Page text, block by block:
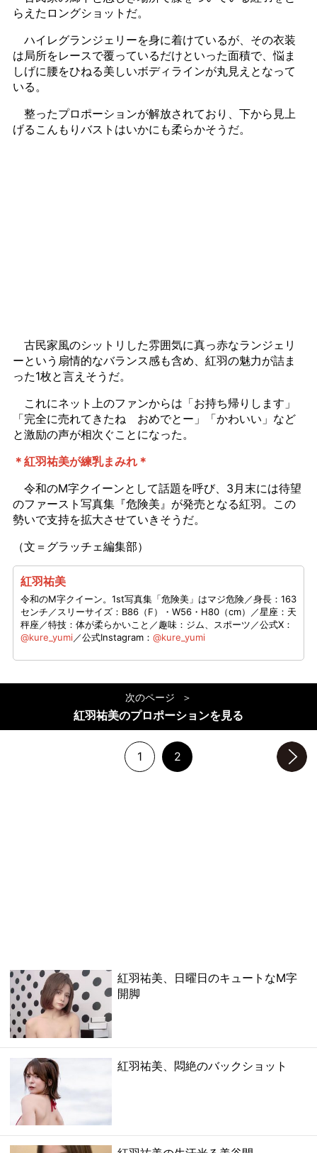
らえたロングショットだ。
ハイレグランジェリーを身に着けているが、その衣装
は局所をレースで覆っているだけといった面積で、悩ま
しげに腰をひねる美しいボディラインが丸見えとなって
いる。
整ったプロポーションが解放されており、下から見上
げるこんもりバストはいかにも柔らかそうだ。
古民家風のシットリした雰囲気に真っ赤なランジェリ
ーという扇情的なバランス感も含め、紅羽の魅力が詰ま
った1枚と言えそうだ。
これにネット上のファンからは 「お持ち帰りします」
「完全に売れてきたね おめでとー 」「かわいい」など
と激励の声が相次ぐことになった。
＊紅羽祐美が練乳まみれ＊
令和のM字クイーンとして話題を呼び、3月末には待望
のファースト写真集『危険美』が発売となる紅羽。この
勢いで支持を拡大させていきそうだ。
（文＝グラッチェ編集部）
紅羽祐美
令和のM字クイーン。1st写真集「危険美」はマジ危険／身長：163
センチ／スリーサイズ：B86（F）・W56・H80（cm）／星座：天
秤座／特技：体が柔らかいこと／趣味：ジム、スポーツ／公式X：
@kure_yumi／公式Instagram： @kure_yumi
次のページ
紅羽祐美のプロポーションを見る
1 2
紅羽祐美、日曜日のキュートなM字
開脚
紅羽祐美、悶絶のバックショット